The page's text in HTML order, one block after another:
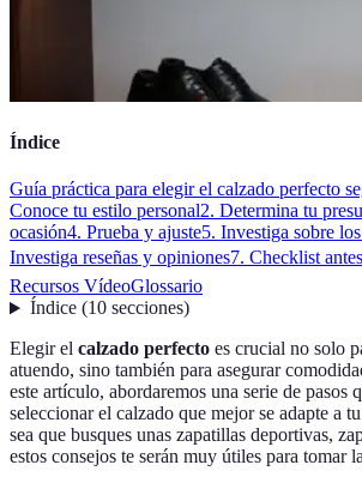
Índice
Guía práctica para elegir el calzado perfecto
Conoce tu estilo personal2. Determina tu
ocasión4. Prueba y ajuste5. Investiga sobre
Investiga reseñas y opiniones7. Checklist
Recursos VídeoGlossario
Índice(10 secciones)
Elegir el calzado perfecto es crucial no solo
atuendo, sino también para asegurar
este artículo, abordaremos una serie de pasos
seleccionar el calzado que mejor se adapte a
sea que busques unas zapatillas deportivas,
estos consejos te serán muy útiles para tomar